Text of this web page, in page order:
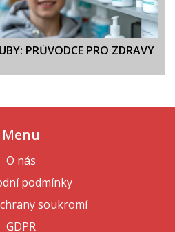
PRŮVODCE PRO ZDRAVÝ
Menu
O nás
podmínky
soukromí
GDPR